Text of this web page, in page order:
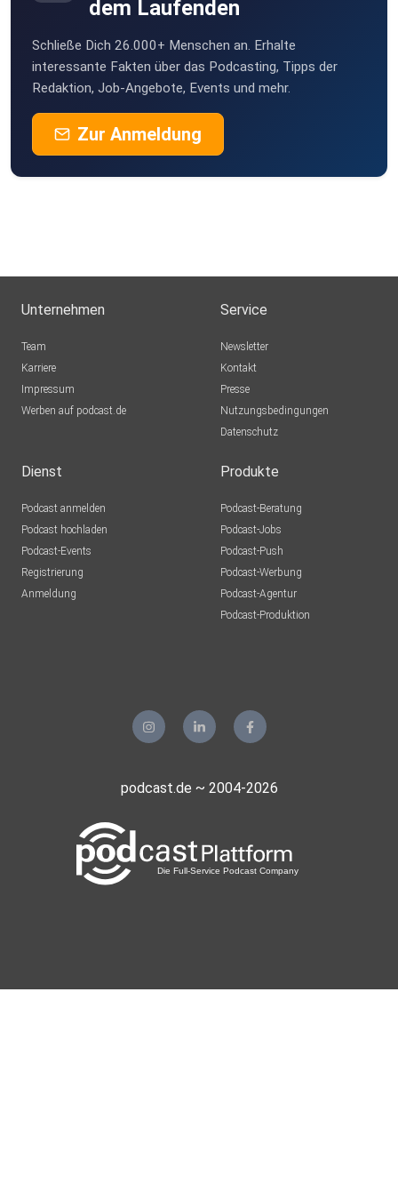
dem Laufenden
Schließe Dich 26.000+ Menschen an. Erhalte
interessante Fakten über das Podcasting, Tipps der
Redaktion, Job-Angebote, Events und mehr.
Zur Anmeldung
Unternehmen
Team
Karriere
Impressum
Werben auf podcast.de
Service
Newsletter
Kontakt
Presse
Nutzungsbedingungen
Datenschutz
Dienst
Podcast anmelden
Podcast hochladen
Podcast-Events
Registrierung
Anmeldung
Produkte
Podcast-Beratung
Podcast-Jobs
Podcast-Push
Podcast-Werbung
Podcast-Agentur
Podcast-Produktion
podcast.de ~ 2004-2026